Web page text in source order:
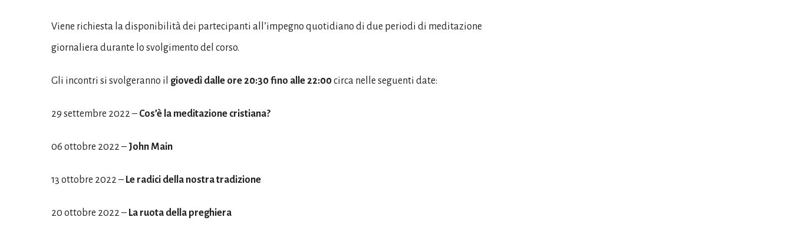
Viene richiesta la disponibilità dei partecipanti all’impegno quotidiano di due periodi di meditazione
giornaliera durante lo svolgimento del corso.
Gli incontri si svolgeranno il giovedì dalle ore 20:30 fino alle 22:00circa nelle seguenti date:
29 settembre 2022 – Cos’è la meditazione cristiana?
06 ottobre 2022 – John Main
13 ottobre 2022 – Le radici della nostra tradizione
20 ottobre 2022 – La ruota della preghiera